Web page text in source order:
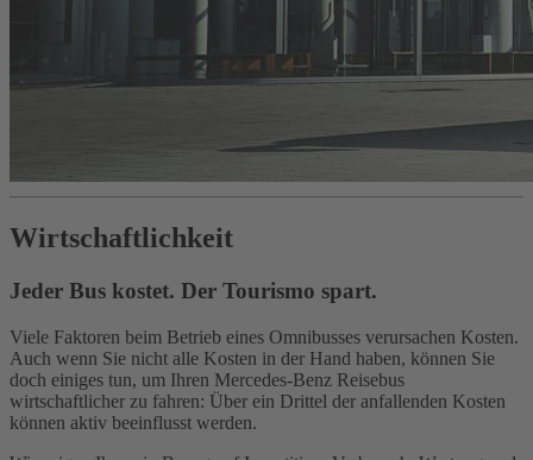
Wirtschaftlichkeit
Jeder Bus kostet. Der Tourismo spart.
Viele Faktoren beim Betrieb eines Omnibusses verursachen Kosten.
Auch wenn Sie nicht alle Kosten in der Hand haben, können Sie
doch einiges tun, um Ihren Mercedes-Benz Reisebus
wirtschaftlicher zu fahren: Über ein Drittel der anfallenden Kosten
können aktiv beeinflusst werden.